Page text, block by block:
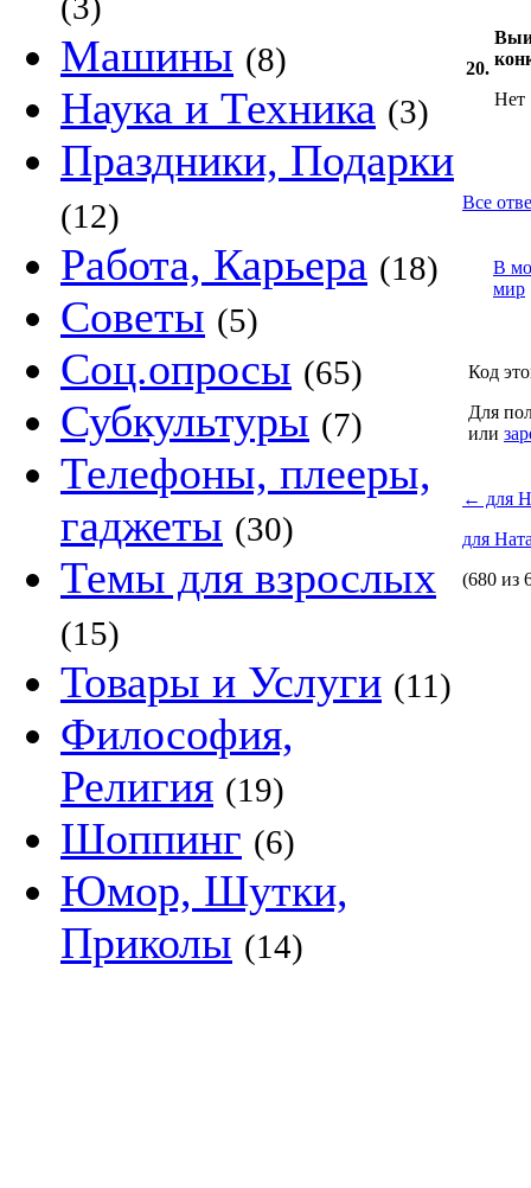
Машины (8)
Наука и Техника (3)
Праздники, Подарки
(12)
Работа, Карьера (18)
Советы (5)
Соц.опросы (65)
Субкультуры (7)
Телефоны, плееры,
гаджеты (30)
Темы для взрослых
(15)
Товары и Услуги (11)
Философия,
Религия (19)
Шоппинг (6)
Юмор, Шутки,
Приколы (14)
20.
Нет
Все
В
мир
Код
Для
или
← для
для
(680 из